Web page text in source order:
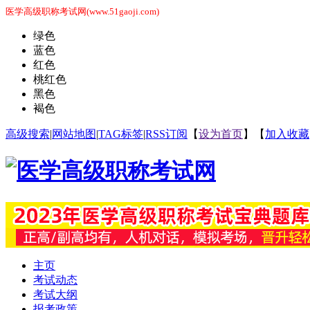
医学高级职称考试网(www.51gaoji.com)
绿色
蓝色
红色
桃红色
黑色
褐色
高级搜索|网站地图|TAG标签|RSS订阅 【设为首页】【 加入收藏
主页
考试动态
考试大纲